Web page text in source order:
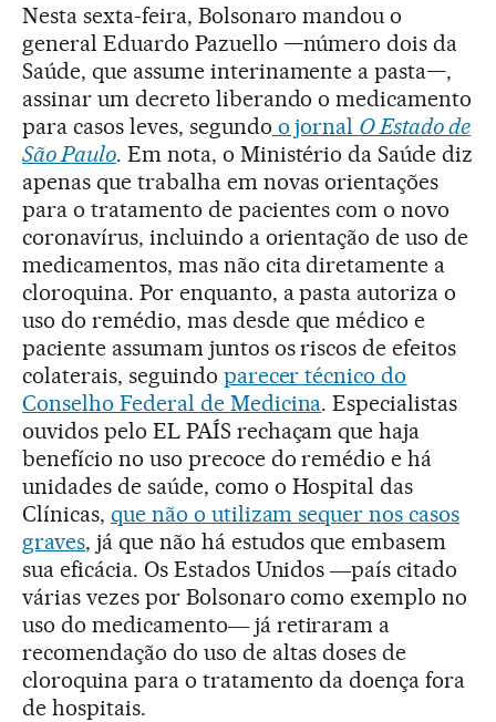
Nesta sexta-feira, Bolsonaro mandou o
general Eduardo Pazuello —número dois da
Saúde, que assume interinamente a pasta—,
assinar um decreto liberando o medicamento
para casos leves, segundo o jornal O Estado de
São Paulo. Em nota, o Ministério da Saúde diz
apenas que trabalha em novas orientações
para o tratamento de pacientes com o novo
coronavírus, incluindo a orientação de uso de
medicamentos, mas não cita diretamente a
cloroquina. Por enquanto, a pasta autoriza o
uso do remédio, mas desde que médico e
paciente assumam juntos os riscos de efeitos
colaterais, seguindo parecer técnico do
Conselho Federal de Medicina. Especialistas
ouvidos pelo EL PAÍS rechaçam que haja
benefício no uso precoce do remédio e há
unidades de saúde, como o Hospital das
Clínicas, que não o utilizam sequer nos casos
graves, já que não há estudos que embasem
sua eficácia. Os Estados Unidos ―país citado
várias vezes por Bolsonaro como exemplo no
uso do medicamento― já retiraram a
recomendação do uso de altas doses de
cloroquina para o tratamento da doença fora
de hospitais.